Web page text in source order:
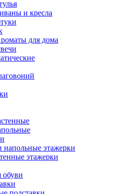
и кресла
для дома
напольные этажерки
этажерки